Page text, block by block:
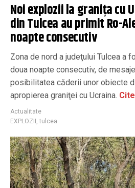
Noi explozii la granița cu
din Tulcea au primit Ro-
noapte consecutiv
Zona de nord a judeţului Tulcea a
doua noapte consecutiv, de
posibilitatea căderii unor obiecte
apropierea graniţei cu Ucraina.
Actualitate
EXPLOZII ,tulcea